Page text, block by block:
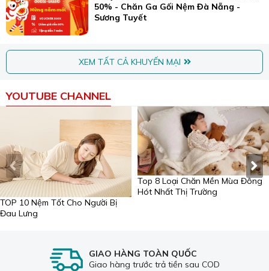
50% - Chăn Ga Gối Nệm Đà Nẵng -
Sương Tuyết
XEM TẤT CẢ KHUYẾN MẠI
YOUTUBE CHANNEL
TOP 10 Nệm Tốt Cho Người Bị
Đau Lưng
Top 8 Loại Chăn Mền Mùa Đông
Hót Nhất Thị Trường
GIAO HÀNG TOÀN QUỐC
Giao hàng trước trả tiền sau COD